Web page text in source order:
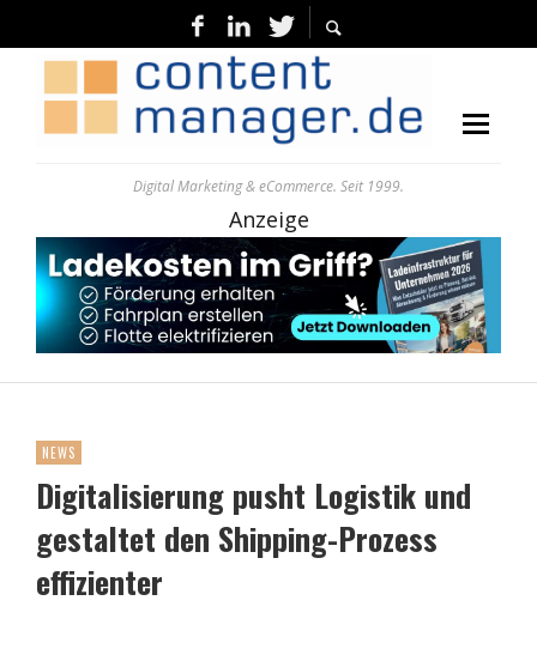
Digital Marketing & eCommerce. Seit 1999.
Anzeige
NEWS
Digitalisierung pusht Logistik und
gestaltet den Shipping-Prozess
effizienter